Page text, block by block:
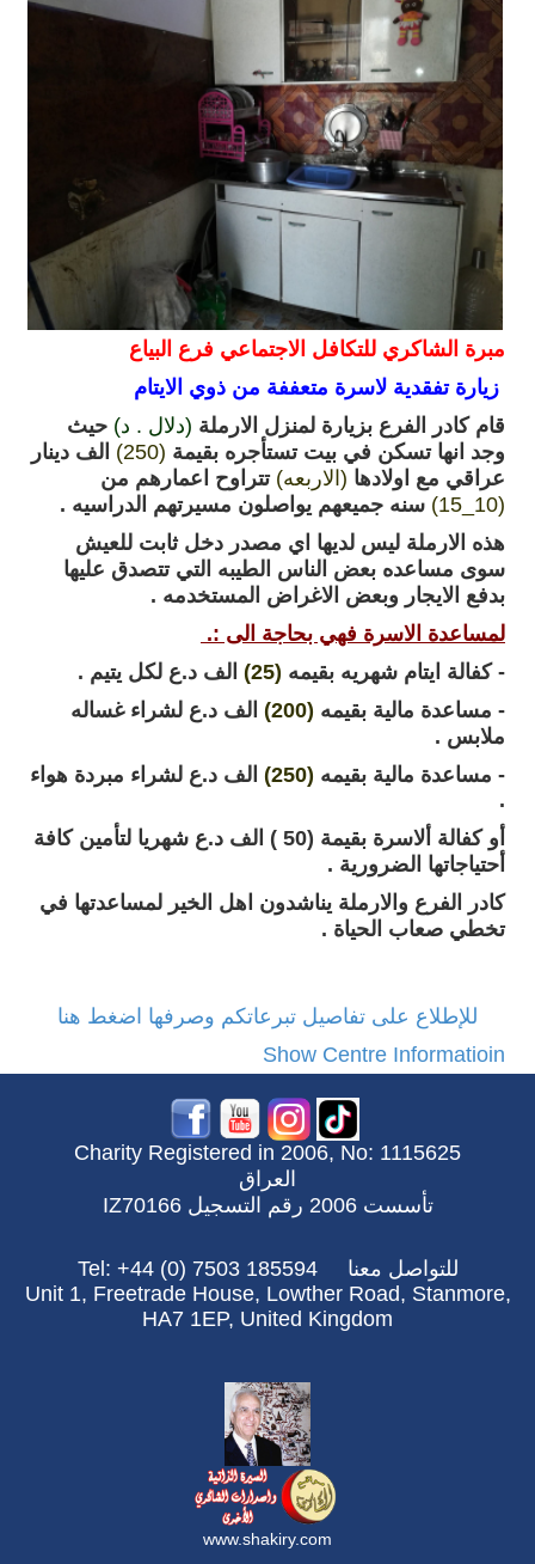
مبرة الشاكري للتكافل الاجتماعي فرع البياع
زيارة تفقدية لاسرة متعففة من ذوي الايتام
قام كادر الفرع بزيارة لمنزل الارملة (دلال . د) حيث
وجد انها تسكن في بيت تستأجره بقيمة (250)
الف دينار
عراقي مع اولادها (الاربعه) تتراوح اعمارهم من
(10_15)
سنه جميعهم يواصلون مسيرتهم الدراسيه .
هذه الارملة ليس لديها اي مصدر دخل ثابت للعيش
سوى مساعده بعض الناس الطيبه التي تتصدق عليها
بدفع الايجار وبعض الاغراض المستخدمه .
لمساعدة الاسرة فهي بحاجة الى :.
- كفالة ايتام شهريه بقيمه (25)
الف د.ع لكل يتيم .
- مساعدة مالية بقيمه (200)
الف د.ع لشراء غساله
ملابس .
- مساعدة مالية بقيمه (250)
الف د.ع لشراء مبردة هواء
.
أو كفالة ألاسرة بقيمة (50 ) الف د.ع شهريا لتأمين كافة
أحتياجاتها الضرورية .
كادر الفرع والارملة يناشدون اهل الخير لمساعدتها في
تخطي صعاب الحياة .
للإطلاع على تفاصيل تبرعاتكم وصرفها اضغط هنا
Show Centre Informatioin
Charity Registered in 2006, No: 1115625
العراق
تأسست 2006 رقم التسجيل IZ70166
Tel: +44 (0) 7503 185594 للتواصل معنا
Unit 1, Freetrade House, Lowther Road, Stanmore,
HA7 1EP, United Kingdom
www.shakiry.com